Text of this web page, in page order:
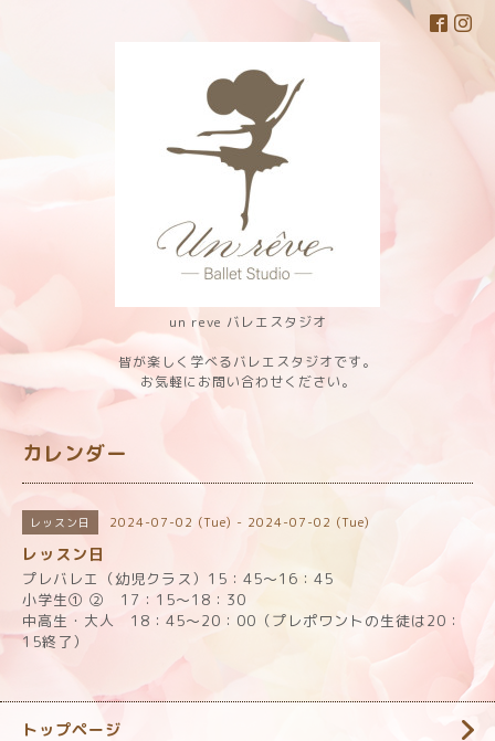
un reve バレエスタジオ
皆が楽しく学べるバレエスタジオです。
お気軽にお問い合わせください。
カレンダー
レッスン日 2024-07-02 (Tue) - 2024-07-02 (Tue)
レッスン日
プレバレエ（幼児クラス）15：45～16：45
小学生① ② 17：15～18：30
中高生・大人 18：45～20：00（プレポワントの生徒は20：
15終了）
トップページ